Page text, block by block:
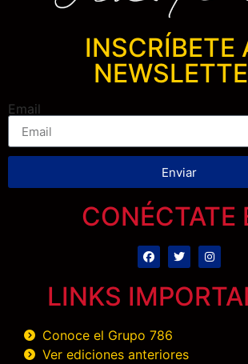
INSCRÍBETE
Email
Enviar
CONÉCTATE
LINKS
Conoce el Grupo 786
Ver ediciones anteriores